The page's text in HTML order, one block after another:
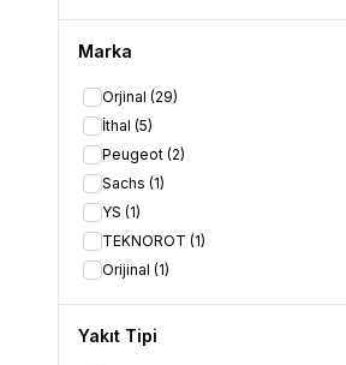
Marka
Orjinal (29)
İthal (5)
Peugeot (2)
Sachs (1)
YS (1)
TEKNOROT (1)
Orijinal (1)
Yakıt Tipi